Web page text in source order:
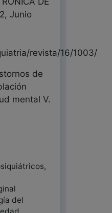
Junio
revista/16/1003/
de
mental V.
del